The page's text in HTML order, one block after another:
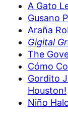
A Gato
Gusano
Araña
Gigital
The
Cómo
Gordito
Houston!
Niño